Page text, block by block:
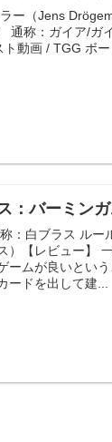
ー（Jens
通称：ガイア/ガ
動画 / TGG ボー
：バーミン
：白ブラス ルー
）【レビュー】
ームが良いとい
ードを出して建...